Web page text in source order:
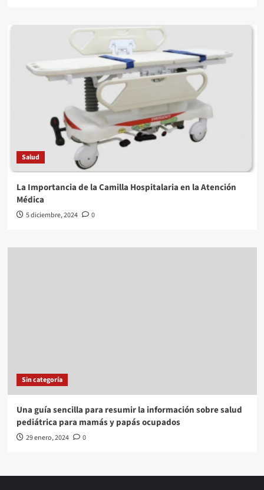
Salud
La Importancia de la Camilla Hospitalaria en la Atención
Médica
5 diciembre, 2024 0
Sin categoría
Una guía sencilla para resumir la información sobre salud
pediátrica para mamás y papás ocupados
29 enero, 2024 0